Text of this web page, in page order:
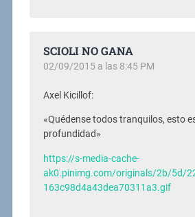
SCIOLI NO GANA
02/09/2015 a las 8:45 PM
Axel Kicillof:
«Quédense todos tranquilos, esto
profundidad»
https://s-media-cache-
ak0.pinimg.com/originals/2b/5d/
163c98d4a43dea70311a3.gif